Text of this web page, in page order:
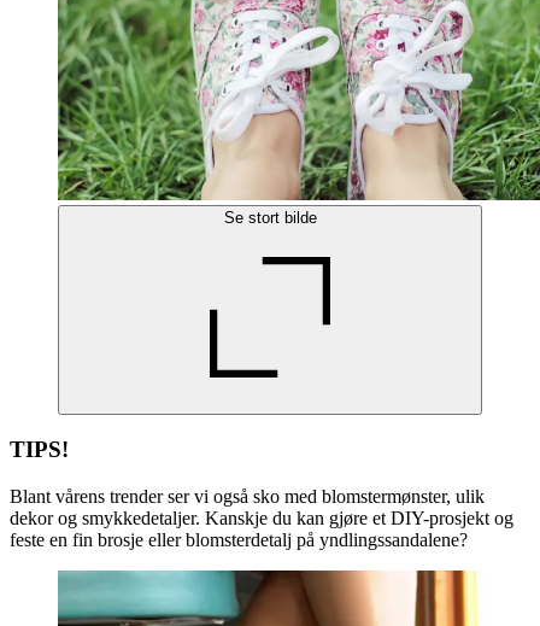
Se stort bilde
TIPS!
Blant vårens trender ser vi også sko med blomstermønster, ulik
dekor og smykkedetaljer. Kanskje du kan gjøre et DIY-prosjekt og
feste en fin brosje eller blomsterdetalj på yndlingssandalene?